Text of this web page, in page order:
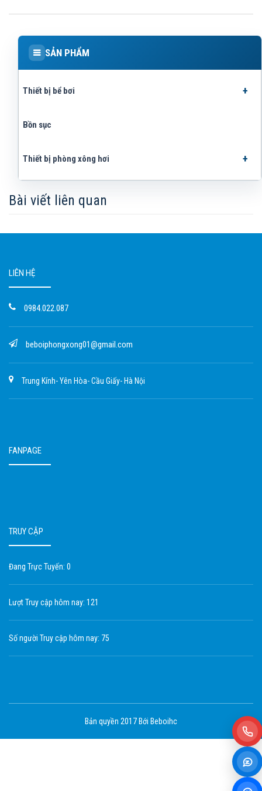
SẢN PHẨM
Thiết bị bể bơi
Bồn sục
Thiết bị phòng xông hơi
Bài viết liên quan
LIÊN HỆ
0984.022.087
beboiphongxong01@gmail.com
Trung Kính- Yên Hòa- Cầu Giấy- Hà Nội
FANPAGE
TRUY CẬP
Đang Trực Tuyến: 0
Lượt Truy cập hôm nay: 121
Số người Truy cập hôm nay: 75
Bản quyền 2017 Bới Beboihc